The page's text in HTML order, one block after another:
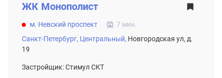
ЖК Монополист
м. Невский проспект
7 мин.
Санкт-Петербург, Центральный, Новгородская ул, д.
19
Застройщик: Стимул СКТ